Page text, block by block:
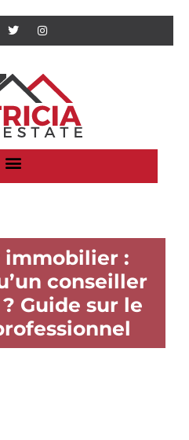
immobilier :
conseiller
Guide sur le